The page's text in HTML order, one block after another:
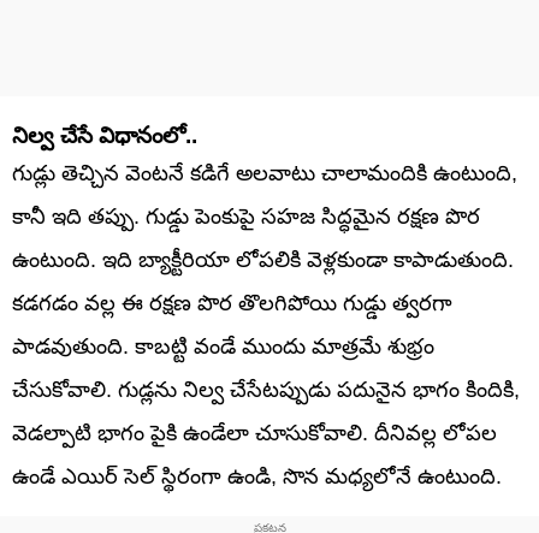
నిల్వ చేసే విధానంలో..
గుడ్లు తెచ్చిన వెంటనే కడిగే అలవాటు చాలామందికి ఉంటుంది,
కానీ ఇది తప్పు. గుడ్డు పెంకుపై సహజ సిద్ధమైన రక్షణ పొర
ఉంటుంది. ఇది బ్యాక్టీరియా లోపలికి వెళ్లకుండా కాపాడుతుంది.
కడగడం వల్ల ఈ రక్షణ పొర తొలగిపోయి గుడ్డు త్వరగా
పాడవుతుంది. కాబట్టి వండే ముందు మాత్రమే శుభ్రం
చేసుకోవాలి. గుడ్లను నిల్వ చేసేటప్పుడు పదునైన భాగం కిందికి,
వెడల్పాటి భాగం పైకి ఉండేలా చూసుకోవాలి. దీనివల్ల లోపల
ఉండే ఎయిర్ సెల్ స్థిరంగా ఉండి, సొన మధ్యలోనే ఉంటుంది.